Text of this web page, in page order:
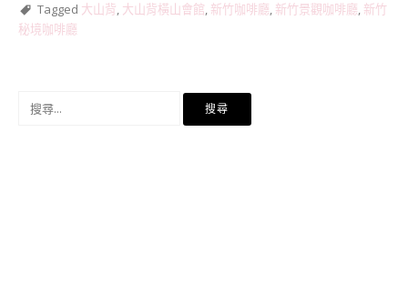
Tagged 大山背, 大山背橫山會館, 新竹咖啡廳, 新竹景觀咖啡廳, 新竹
秘境咖啡廳